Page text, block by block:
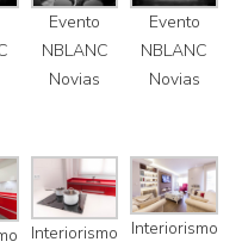
Evento
NBLANC
Novias
Evento
NBLANC
Novias
Interiorismo Interiorismo